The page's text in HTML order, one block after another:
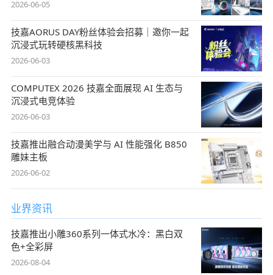
2026-06-05
技嘉AORUS DAY粉丝体验会招募｜邀你一起
沉浸式玩转硬核黑科技
2026-06-03
COMPUTEX 2026 技嘉全面展现 AI 生态与
沉浸式电竞体验
2026-06-03
技嘉推出融合动漫美学与 AI 性能强化 B850
雕妹主板
2026-06-02
业界资讯
技嘉推出小雕360系列一体式水冷：黑白双
色+全彩屏
2026-08-04